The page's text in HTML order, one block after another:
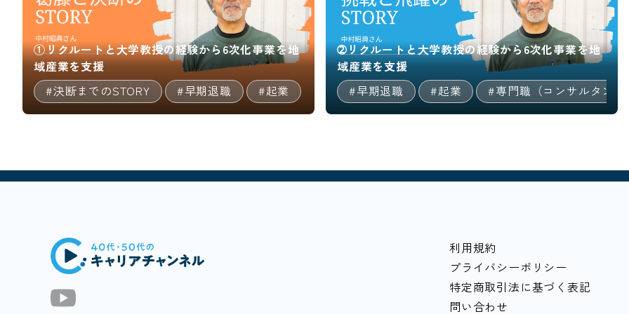
①リクルートと大学教授の経験から6次化事業を地
域産業を支援
#決断までのSTORY
#早期退職 #起業 #専門職（コンサルタント等） #地方創生/地方移住/地
➁リクルートと大学教授の経験から6次化事業を地
域産業を支援
#早期退職
#起業 #専門職（コンサルタント
利用規約
プライバシーポリシー
特定商取引法に基づく表記
問い合わせ